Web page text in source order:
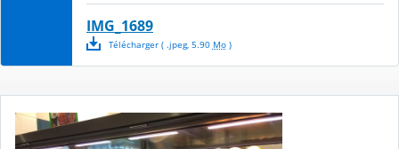
IMG_1689
Télécharger( .jpeg, 5.90 Mo)